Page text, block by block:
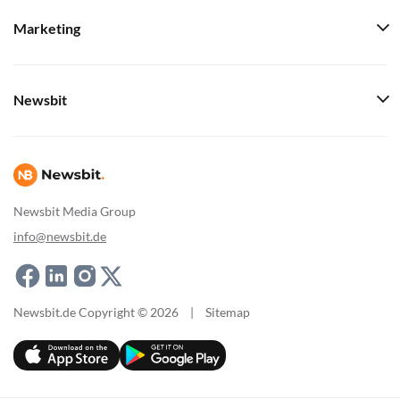
Newsbit Media Group
info@newsbit.de
Marketing
Newsbit
Newsbit.de Copyright © 2026 | Sitemap